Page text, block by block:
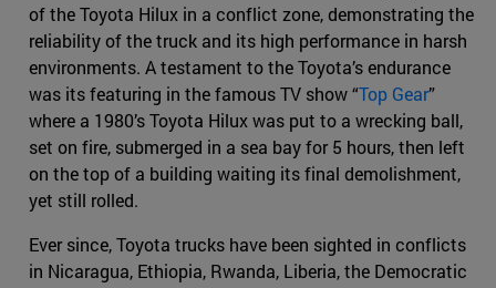
of the Toyota Hilux in a conflict zone, demonstrating the
reliability of the truck and its high performance in harsh
environments. A testament to the Toyota’s endurance
was its featuring in the famous TV show “Top Gear”
where a 1980’s Toyota Hilux was put to a wrecking ball,
set on fire, submerged in a sea bay for 5 hours, then left
on the top of a building waiting its final demolishment,
yet still rolled.
Ever since, Toyota trucks have been sighted in conflicts
in Nicaragua, Ethiopia, Rwanda, Liberia, the Democratic